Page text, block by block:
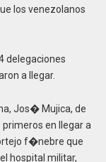
los venezolanos
delegaciones
a llegar.
Jos� Mujica, de
primeros en llegar a
f�nebre que
hospital militar,